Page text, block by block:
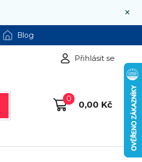
×
Blog
Přihlásit se
0
0,00 Kč